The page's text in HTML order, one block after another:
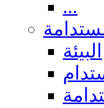
...
البيئة